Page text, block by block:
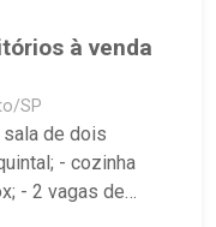
à venda
SP
de dois
- cozinha
- 2 vagas de